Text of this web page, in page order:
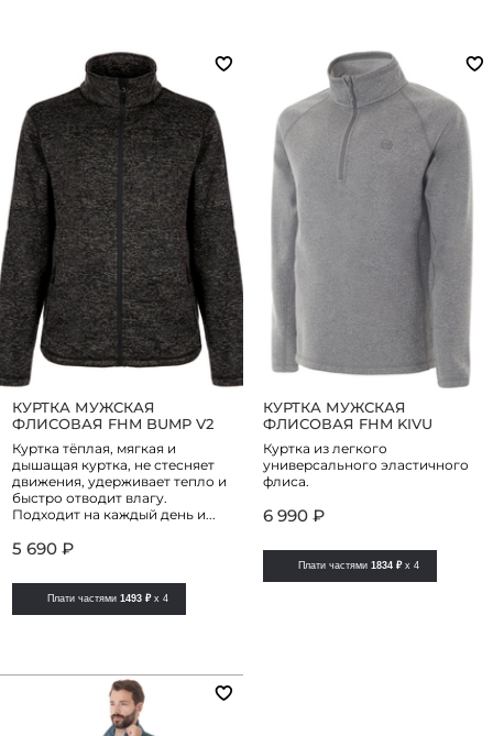
КУРТКА МУЖСКАЯ
ФЛИСОВАЯ FHM BUMP V2
Куртка тёплая, мягкая и
дышащая куртка, не стесняет
движения, удерживает тепло и
быстро отводит влагу.
Подходит на каждый день и...
5 690 ₽
Плати частями1493 ₽ x 4
КУРТКА МУЖСКАЯ
ФЛИСОВАЯ FHM KIVU
Куртка из легкого
универсального эластичного
флиса.
6 990 ₽
Плати частями 1834 ₽ x 4